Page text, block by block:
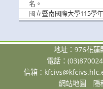
名。
國立暨南國際大學115學
地址：976花蓮
電話：
信箱：
網站地圖
隱